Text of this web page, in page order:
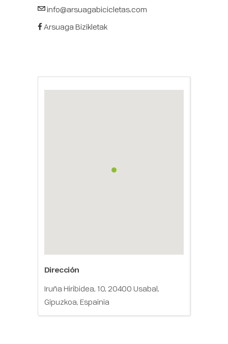
info@arsuagabicicletas.com
Arsuaga Bizikletak
Dirección
Iruña Hiribidea, 10, 20400 Usabal,
Gipuzkoa, Espainia